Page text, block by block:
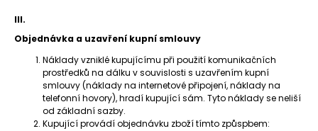
III.
Objednávka a uzavření kupní smlouvy
Náklady vzniklé kupujícímu při použití komunikačních
prostředků na dálku v souvislosti s uzavřením kupní
smlouvy (náklady na internetové připojení, náklady na
telefonní hovory), hradí kupující sám. Tyto náklady se neliší
od základní sazby.
Kupující provádí objednávku zboží tímto způspbem: